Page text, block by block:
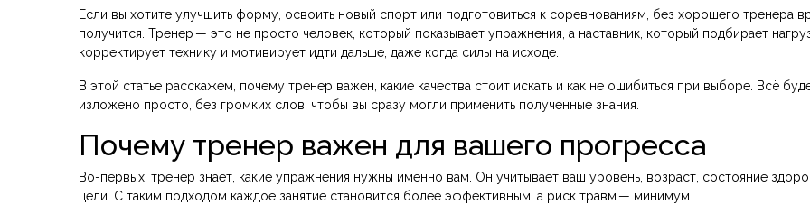
Если вы хотите улучшить форму, освоить новый спорт или подготовиться к соревнованиям, без хорошего тренера
получится. Тренер — это не просто человек, который показывает упражнения, а наставник, который подбирает
корректирует технику и мотивирует идти дальше, даже когда силы на исходе.
В этой статье расскажем, почему тренер важен, какие качества стоит искать и как не ошибиться при выборе. Всё
изложено просто, без громких слов, чтобы вы сразу могли применить полученные знания.
Почему тренер важен для вашего прогресса
Во-первых, тренер знает, какие упражнения нужны именно вам. Он учитывает ваш уровень, возраст, состояние
цели. С таким подходом каждое занятие становится более эффективным, а риск травм — минимум.